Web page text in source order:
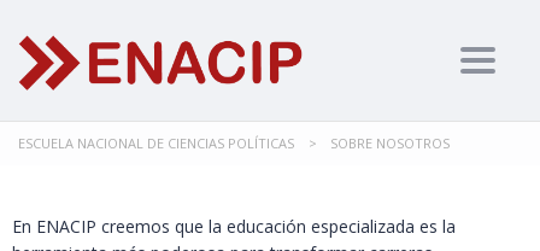
ESCUELA NACIONAL DE CIENCIAS POLÍTICAS > SOBRE NOSOTROS
En ENACIP creemos que la educación especializada es la